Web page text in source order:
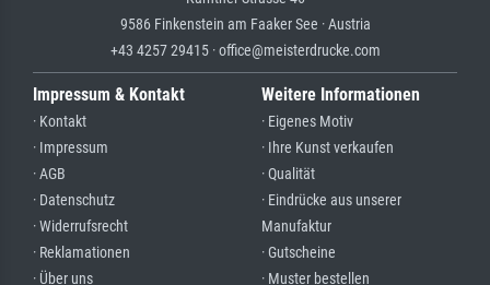
9586 Finkenstein am Faaker See · Austria
+43 4257 29415 · office@meisterdrucke.com
Impressum & Kontakt
· Kontakt
· Impressum
· AGB
· Datenschutz
· Widerrufsrecht
· Reklamationen
· Über uns
Weitere Informationen
· Eigenes Motiv
· Ihre Kunst verkaufen
· Qualität
· Eindrücke aus unserer
Manufaktur
· Gutscheine
· Muster bestellen